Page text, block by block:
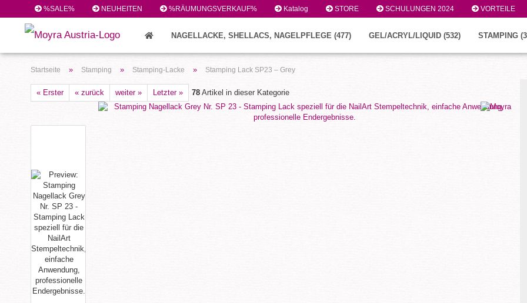
%SALE% NEUHEITEN %RÄUMUNGSVERKAUF% Katalog STORE SCHULUNGEN 2024 VORTEILE
NAGELLACKE, SHELLACS, NAGELPFLEGE (477) GEL/ACRYL/LIQUID (532) STAMPING
Startseite » Stamping » Stamping-Lacke » Stamping Lack SP23 – Grey
« Erster « zurück weiter » Letzter » 78 Artikel in dieser Kategorie